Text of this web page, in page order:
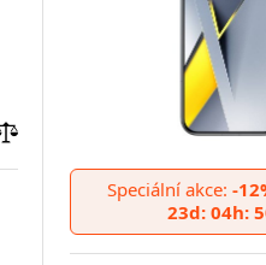
Speciální akce: -
23d: 04h: